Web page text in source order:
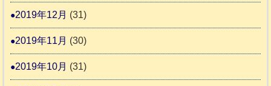
2019年12月 (31)
2019年11月 (30)
2019年10月 (31)